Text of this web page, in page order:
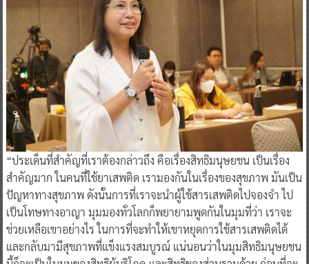
“ประเด็นที่สำคัญที่เราต้องกล่าวถึง คือเรื่องสิทธิมนุษยชน เป็นเรื่อง
สำคัญมาก ในคนที่ใช้ยาเสพติด เรามองกันในเรื่องของสุขภาพ มันเป็น
ปัญหาทางสุขภาพ ดังนั้นการที่เราจะนำผู้ใช้สารเสพติดไปจองจำ ไป
เป็นโทษทางอาญา มุมมองทั่วโลกก็พยายามพูดกันในมุมที่ว่า เราจะ
ช่วยเหลือเขาอย่างไร ในการที่จะทำให้เขาหยุดการใช้สารเสพติดได้
และกลับมามีสุขภาพที่แข็งแรงสมบูรณ์ แน่นอนว่าในมุมสิทธิมนุษยชน